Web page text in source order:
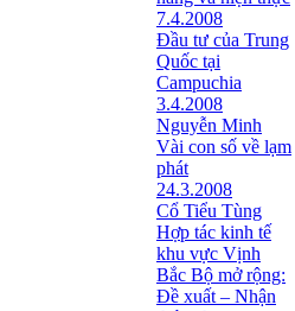
7.4.2008
Đầu tư của Trung
Quốc tại
Campuchia
3.4.2008
Nguyễn Minh
Vài con số về lạm
phát
24.3.2008
Cổ Tiểu Tùng
Hợp tác kinh tế
khu vực Vịnh
Bắc Bộ mở rộng:
Đề xuất – Nhận